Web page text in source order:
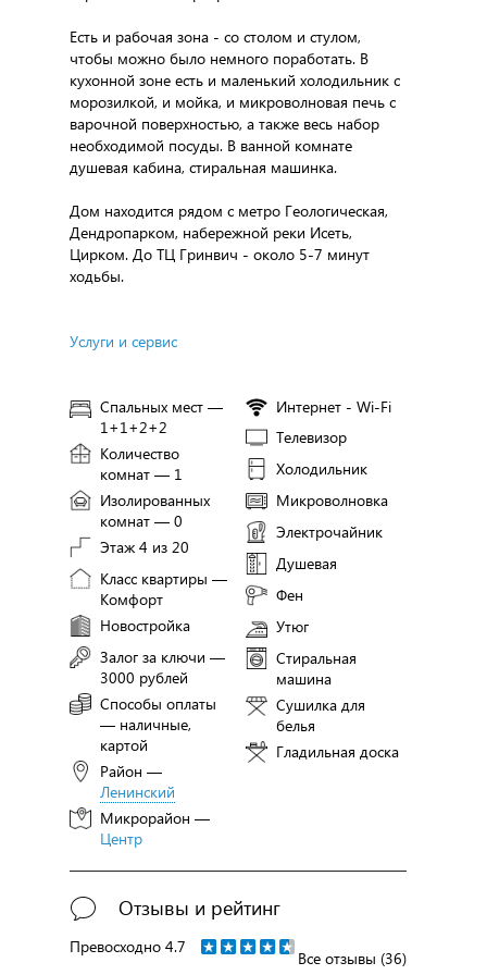
Есть и рабочая зона - со столом и стулом,
чтобы можно было немного поработать. В
кухонной зоне есть и маленький холодильник с
морозилкой, и мойка, и микроволновая печь с
варочной поверхностью, а также весь набор
необходимой посуды. В ванной комнате
душевая кабина, стиральная машинка.
Дом находится рядом с метро Геологическая,
Дендропарком, набережной реки Исеть,
Цирком. До ТЦ Гринвич - около 5-7 минут
ходьбы.
Услуги и сервис
Спальных мест —
1+1+2+2
Количество
комнат — 1
Изолированных
комнат — 0
Этаж 4 из 20
Класс квартиры —
Комфорт
Новостройка
Залог за ключи —
3000 рублей
Способы оплаты
— наличные,
картой
Район —
Ленинский
Микрорайон —
Центр
Интернет - Wi-Fi
Телевизор
Холодильник
Микроволновка
Электрочайник
Душевая
Фен
Утюг
Стиральная
машина
Сушилка для
белья
Гладильная доска
Отзывы и рейтинг
Все отзывы (36)
Превосходно 4.7